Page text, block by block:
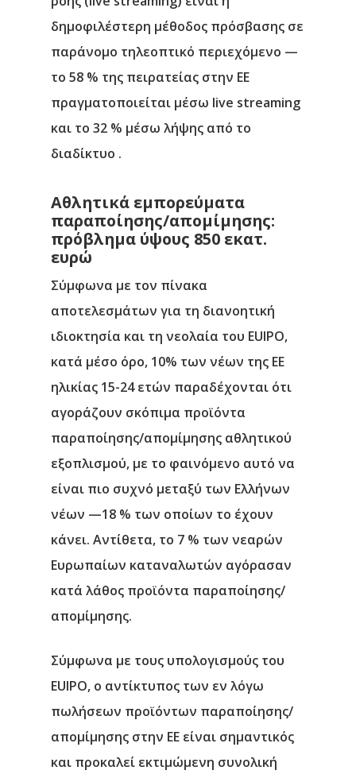
δημοφιλέστερη μέθοδος πρόσβασης σε
παράνομο τηλεοπτικό περιεχόμενο —
το 58 % της πειρατείας στην ΕΕ
πραγματοποιείται μέσω live streaming
και το 32 % μέσω λήψης από το
διαδίκτυο .
Αθλητικά εμπορεύματα
παραποίησης/απομίμησης:
πρόβλημα ύψους 850 εκατ.
ευρώ
Σύμφωνα με τον πίνακα
αποτελεσμάτων για τη διανοητική
ιδιοκτησία και τη νεολαία του EUIPO,
κατά μέσο όρο, 10% των νέων της ΕΕ
ηλικίας 15-24 ετών παραδέχονται ότι
αγοράζουν σκόπιμα προϊόντα
παραποίησης/απομίμησης αθλητικού
εξοπλισμού, με το φαινόμενο αυτό να
είναι πιο συχνό μεταξύ των Ελλήνων
νέων —18 % των οποίων το έχουν
κάνει. Αντίθετα, το 7 % των νεαρών
Ευρωπαίων καταναλωτών αγόρασαν
κατά λάθος προϊόντα παραποίησης/
απομίμησης.
Σύμφωνα με τους υπολογισμούς του
EUIPO, ο αντίκτυπος των εν λόγω
πωλήσεων προϊόντων παραποίησης/
απομίμησης στην ΕΕ είναι σημαντικός
και προκαλεί εκτιμώμενη συνολική
Αρχική
Υπηρεσίες
Νέα
Επικοινωνία